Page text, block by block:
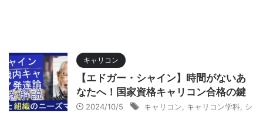
キャリコン
【エドガー・シャイン】時間がないあ
なたへ！国家資格キャリコン合格の鍵
2024/10/5 キャリコン キャリコン学科 シ